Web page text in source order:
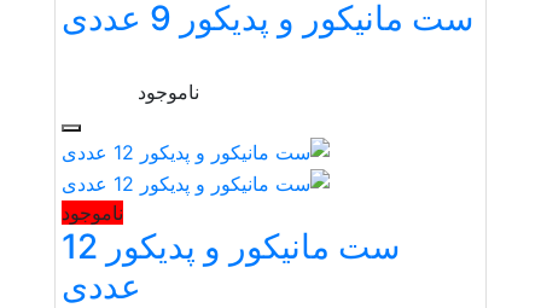
ست مانیکور و پدیکور 9 عددی
ناموجود
ناموجود
ست مانیکور و پدیکور 12
عددی